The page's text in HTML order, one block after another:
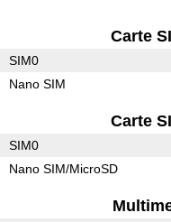
Carte
SIM0
Nano SIM
Carte
SIM0
Nano SIM/MicroSD